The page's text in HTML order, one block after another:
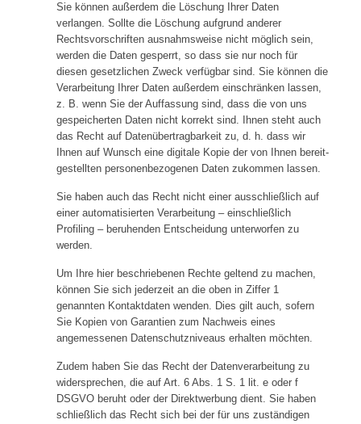
Sie können außerdem die Löschung Ihrer Daten
verlangen. Sollte die Löschung aufgrund anderer
Rechtsvorschriften ausnahmsweise nicht möglich sein,
werden die Daten gesperrt, so dass sie nur noch für
diesen gesetzlichen Zweck verfügbar sind. Sie können die
Verarbeitung Ihrer Daten außerdem einschränken lassen,
z. B. wenn Sie der Auffassung sind, dass die von uns
gespeicherten Daten nicht korrekt sind. Ihnen steht auch
das Recht auf Datenübertragbarkeit zu, d. h. dass wir
Ihnen auf Wunsch eine digitale Kopie der von Ihnen bereit-
gestellten personenbezogenen Daten zukommen lassen.
Sie haben auch das Recht nicht einer ausschließlich auf
einer automatisierten Verarbeitung – einschließlich
Profiling – beruhenden Entscheidung unterworfen zu
werden.
Um Ihre hier beschriebenen Rechte geltend zu machen,
können Sie sich jederzeit an die oben in Ziffer 1
genannten Kontaktdaten wenden. Dies gilt auch, sofern
Sie Kopien von Garantien zum Nachweis eines
angemessenen Datenschutzniveaus erhalten möchten.
Zudem haben Sie das Recht der Datenverarbeitung zu
widersprechen, die auf Art. 6 Abs. 1 S. 1 lit. e oder f
DSGVO beruht oder der Direktwerbung dient. Sie haben
schließlich das Recht sich bei der für uns zuständigen